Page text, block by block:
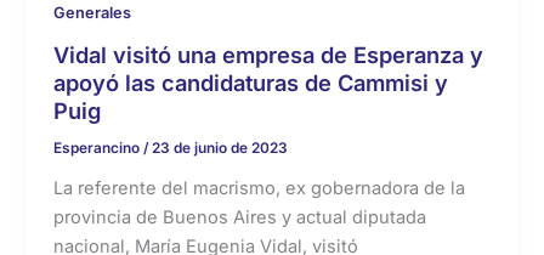
Generales
Vidal visitó una empresa de Esperanza y
apoyó las candidaturas de Cammisi y
Puig
Esperancino/23 de junio de 2023
La referente del macrismo, ex gobernadora de la
provincia de Buenos Aires y actual diputada
nacional, María Eugenia Vidal, visitó